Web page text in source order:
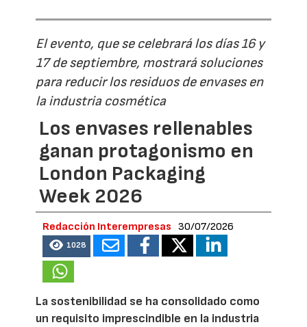
El evento, que se celebrará los días 16 y
17 de septiembre, mostrará soluciones
para reducir los residuos de envases en
la industria cosmética
Los envases rellenables
ganan protagonismo en
London Packaging
Week 2026
Redacción Interempresas 30/07/2026
1028
La sostenibilidad se ha consolidado como
un requisito imprescindible en la industria